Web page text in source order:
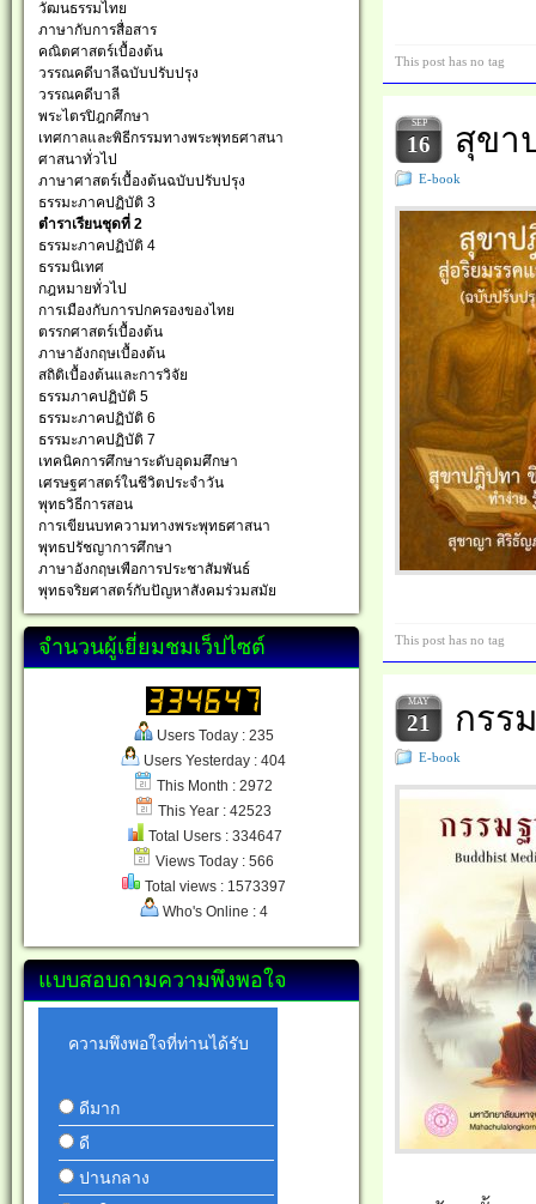
วัฒนธรรมไทย
ภาษากับการสื่อสาร
คณิตศาสตร์เบื้องต้น
วรรณคดีบาลีฉบับปรับปรุง
วรรณคดีบาลี
พระไตรปิฎกศึกษา
เทศกาลและพิธีกรรมทางพระพุทธศาสนา
ศาสนาทั่วไป
ภาษาศาสตร์เบื้องต้นฉบับปรับปรุง
ธรรมะภาคปฏิบัติ 3
ตำราเรียนชุดที่ 2
ธรรมะภาคปฏิบัติ 4
ธรรมนิเทศ
กฎหมายทั่วไป
การเมืองกับการปกครองของไทย
ตรรกศาสตร์เบื้องต้น
ภาษาอังกฤษเบื้องต้น
สถิติเบื้องต้นและการวิจัย
ธรรมภาคปฏิบัติ 5
ธรรมะภาคปฏิบัติ 6
ธรรมะภาคปฏิบัติ 7
เทคนิคการศึกษาระดับอุดมศึกษา
เศรษฐศาสตร์ในชีวิตประจำวัน
พุทธวิธีการสอน
การเขียนบทความทางพระพุทธศาสนา
พุทธปรัชญาการศึกษา
ภาษาอังกฤษเพือการประชาสัมพันธ์
พุทธจริยศาสตร์กับปัญหาสังคมร่วมสมัย
จำนวนผู้เยี่ยมชมเว็ปไซต์
Users Today : 235
Users Yesterday : 404
This Month : 2972
This Year : 42523
Total Users : 334647
Views Today : 566
Total views : 1573397
Who's Online : 4
แบบสอบถามความพึงพอใจ
ความพึงพอใจที่ท่านได้รับ
ดีมาก
ดี
ปานกลาง
This post has no tag
SEP
16 สุขา
E-book
This post has no tag
MAY
21 กรร
E-book